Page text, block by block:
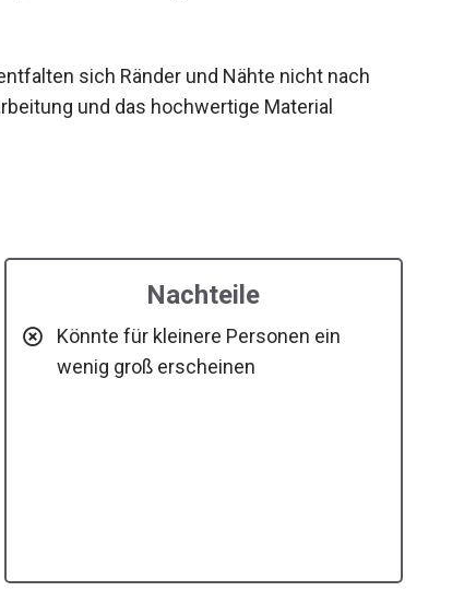
sich Ränder und Nähte nicht nach
und das hochwertige Material
Nachteile
Könnte für kleinere Personen ein
wenig groß erscheinen